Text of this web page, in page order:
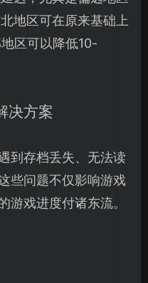
地区可在原来基础上
区可以降低10-
决方案
到存档丢失、无法读
些问题不仅影响游戏
游戏进度付诸东流。